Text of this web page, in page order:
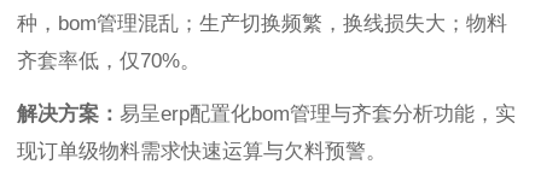
种，bom管理混乱；生产切换频繁，换线损失大；物料
齐套率低，仅70%。
解决方案： 易呈erp配置化bom管理与齐套分析功能，实
现订单级物料需求快速运算与欠料预警。